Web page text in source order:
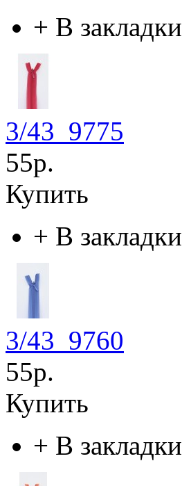
+ В закладки
3/43_9775
55р.
Купить
+ В закладки
3/43_9760
55р.
Купить
+ В закладки